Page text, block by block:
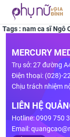
Tags : nam ca sĩ Ngô
MERCURY
Trụ sở: 27 đường
Điện thoại: (028)-
Chịu trách nhiệm
LIÊN HỆ
Hotline: 0909 750
Email: